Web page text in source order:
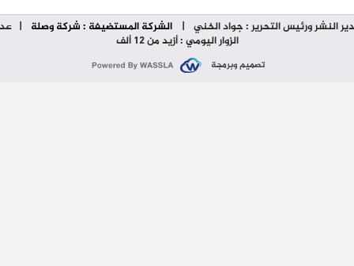
النشر ورئيس التحرير : جواد الخني | الشركة المستضيفة : شركة وصلة |
الزوار اليومي : أزيد من 12 ألف
تصميم وبرمجة